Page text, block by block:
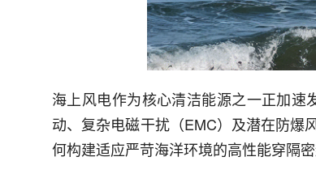
海上风电作为核心清洁能源之一正加
动、复杂电磁干扰（EMC）及潜在防爆
何构建适应严苛海洋环境的高性能穿隔